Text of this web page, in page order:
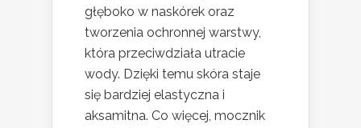
głęboko w naskórek oraz
tworzenia ochronnej warstwy,
która przeciwdziała utracie
wody. Dzięki temu skóra staje
się bardziej elastyczna i
aksamitna. Co więcej, mocznik